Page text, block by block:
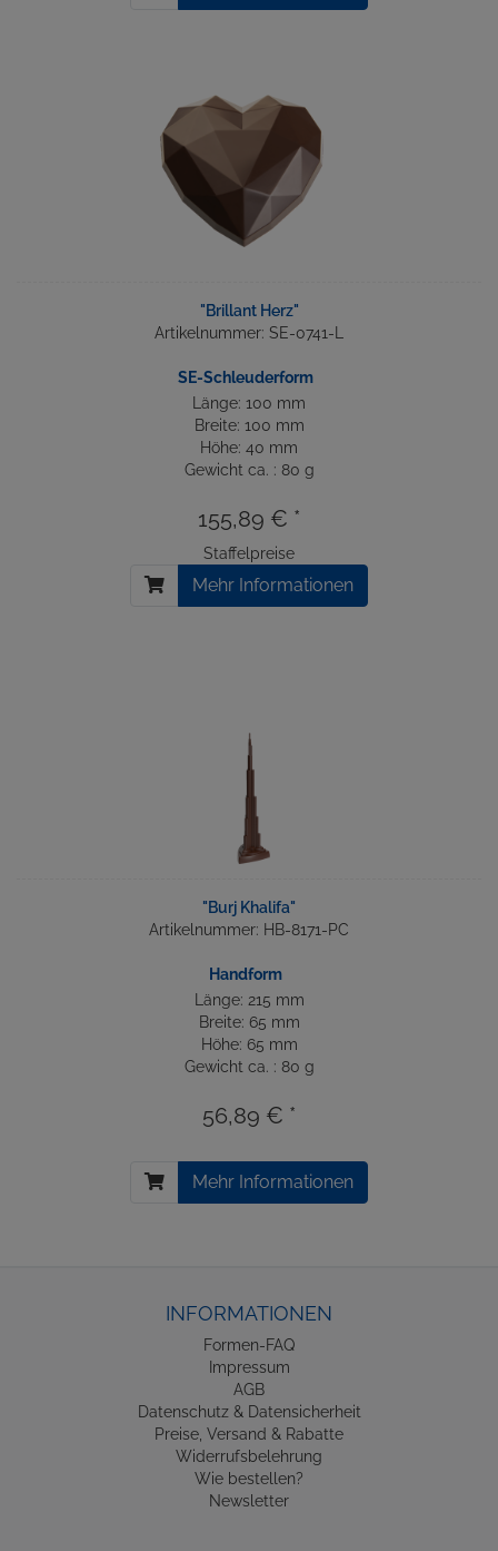
"Brillant Herz"
Artikelnummer: SE-0741-L
SE-Schleuderform
Länge: 100 mm
Breite: 100 mm
Höhe: 40 mm
Gewicht ca. : 80 g
155,89 € *
Staffelpreise
Mehr Informationen
"Burj Khalifa"
Artikelnummer: HB-8171-PC
Handform
Länge: 215 mm
Breite: 65 mm
Höhe: 65 mm
Gewicht ca. : 80 g
56,89 € *
Mehr Informationen
INFORMATIONEN
Formen-FAQ
Impressum
AGB
Datenschutz & Datensicherheit
Preise, Versand & Rabatte
Widerrufsbelehrung
Wie bestellen?
Newsletter